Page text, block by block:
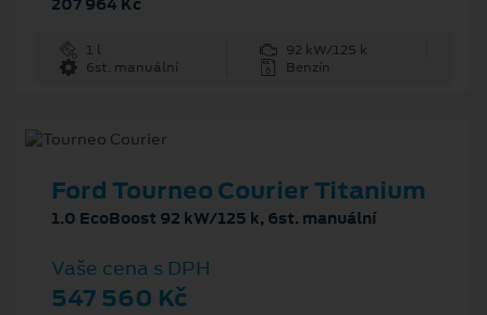
1 l
92 kW/125 k
6st. manuální
Benzín
Ford Tourneo Courier Titanium
1.0 EcoBoost 92 kW/125 k, 6st. manuální
Vaše cena s DPH
547 560 Kč